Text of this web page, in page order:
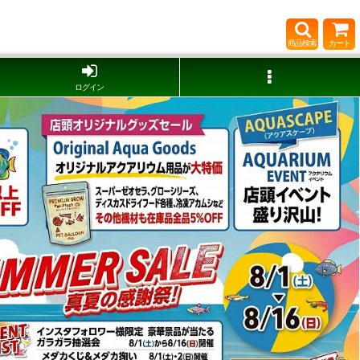
商品検索 カート
ログイン